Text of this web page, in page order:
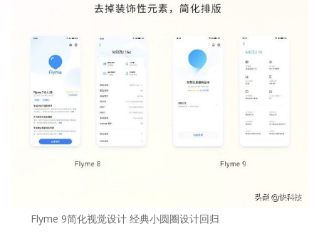
Flyme 9简化视觉设计 经典小圆圈设计回归